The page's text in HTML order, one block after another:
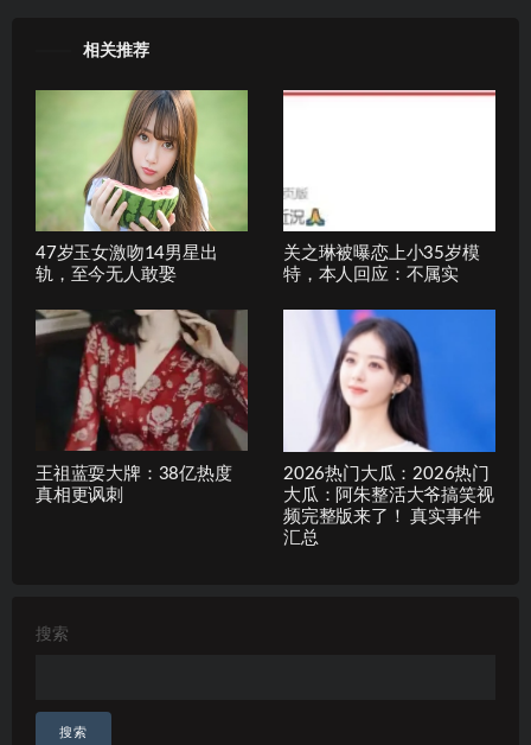
相关推荐
47岁玉女激吻14男星出
轨，至今无人敢娶
关之琳被曝恋上小35岁模
特，本人回应：不属实
王祖蓝耍大牌：38亿热度
真相更讽刺
2026热门大瓜：2026热门
大瓜：阿朱整活大爷搞笑视
频完整版来了！ 真实事件
汇总
搜索
搜索